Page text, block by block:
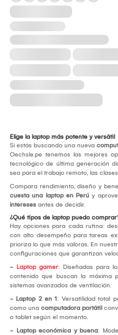
Elige la laptop más potente y versátil
Si estás buscando una nueva
Oechsle.pe tenemos las mejores
tecnológico de última generación
sea para el trabajo remoto, las
Compara rendimiento, diseño y
cuesta una laptop en Perú y
intereses antes de decidir.
¿Qué tipos de laptop puedo
Hay opciones para cada rutina:
con alto desempeño para tareas
prioriza lo que más valoras. En
configuraciones que garantizan
- Laptop gamer: Diseñadas para
contenido que buscan la máxima
sistemas avanzados de ventilación.
- Laptop 2 en 1: Versatilidad total
como una computadora portátil
o tablet según el momento.
- Laptop económica y buena: